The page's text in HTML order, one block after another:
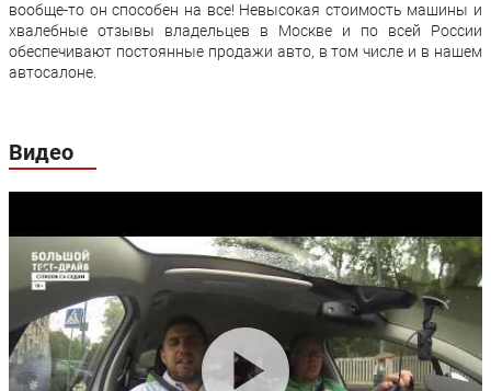
Задние тормоза: Дисковые Дисковые
вообще-то он способен на все! Невысокая стоимость машины и
хвалебные отзывы владельцев в Москве и по всей России
обеспечивают постоянные продажи авто, в том числе и в нашем
автосалоне.
Видео